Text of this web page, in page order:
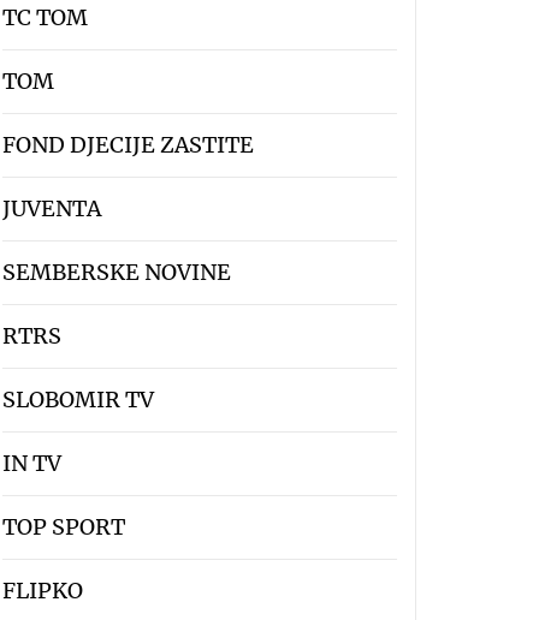
TC TOM
TOM
FOND DJECIJE ZASTITE
JUVENTA
SEMBERSKE NOVINE
RTRS
SLOBOMIR TV
IN TV
TOP SPORT
FLIPKO